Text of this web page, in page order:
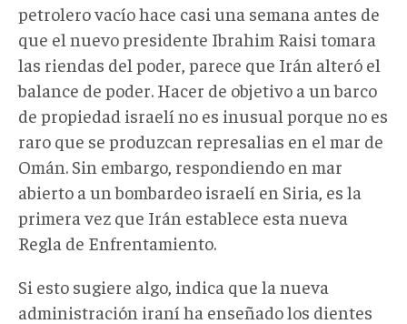
petrolero vacío hace casi una semana antes de
que el nuevo presidente Ibrahim Raisi tomara
las riendas del poder, parece que Irán alteró el
balance de poder. Hacer de objetivo a un barco
de propiedad israelí no es inusual porque no es
raro que se produzcan represalias en el mar de
Omán. Sin embargo, respondiendo en mar
abierto a un bombardeo israelí en Siria, es la
primera vez que Irán establece esta nueva
Regla de Enfrentamiento.
Si esto sugiere algo, indica que la nueva
administración iraní ha enseñado los dientes